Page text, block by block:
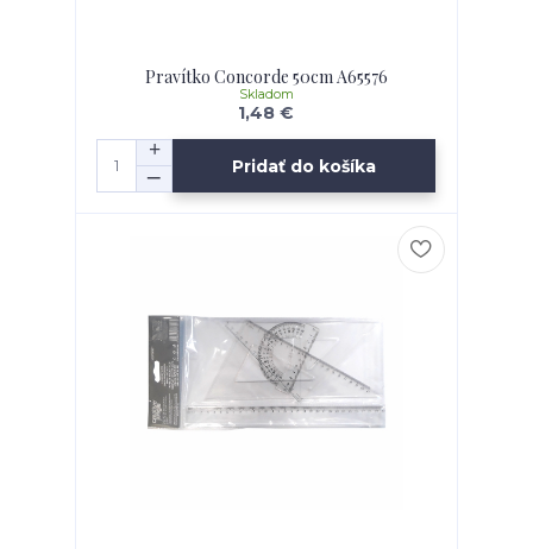
Pravítko Concorde 50cm A65576
1,48 €
Skladom
Pridať do košíka